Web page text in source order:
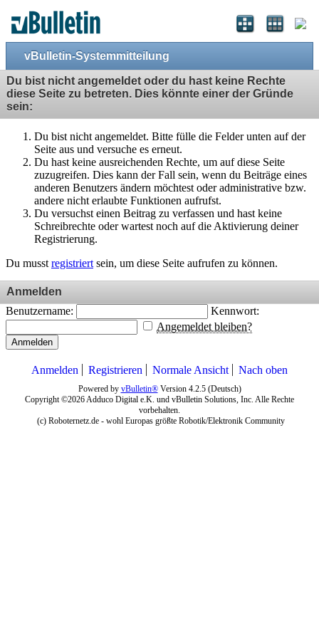
vBulletin-Systemmitteilung
Du bist nicht angemeldet oder du hast keine Rechte
diese Seite zu betreten. Dies könnte einer der Gründe
sein:
Du bist nicht angemeldet. Bitte fülle die Felder unten auf der
Seite aus und versuche es erneut.
Du hast keine ausreichenden Rechte, um auf diese Seite
zuzugreifen. Dies kann der Fall sein, wenn du Beiträge eines
anderen Benutzers ändern möchtest oder administrative bzw.
andere nicht erlaubte Funktionen aufrufst.
Du versuchst einen Beitrag zu verfassen und hast keine
Schreibrechte oder wartest noch auf die Aktivierung deiner
Registrierung.
Du musst registriert sein, um diese Seite aufrufen zu können.
Anmelden
Benutzername:
Kennwort:
Angemeldet bleiben?
Anmelden
Anmelden Registrieren Normale Ansicht Nach oben
Powered by vBulletin®Version 4.2.5 (Deutsch)
Copyright ©2026 Adduco Digital e.K. und vBulletin Solutions, Inc. Alle Rechte
vorbehalten.
(c) Roboternetz.de - wohl Europas größte Robotik/Elektronik Community